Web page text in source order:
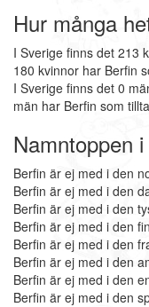
Hur många
I Sverige finns det 213
180 kvinnor har Berfin
I Sverige finns det 0
män har Berfin som
Namntoppen
Berfin är ej med i den
Berfin är ej med i den
Berfin är ej med i den
Berfin är ej med i den
Berfin är ej med i den
Berfin är ej med i den
Berfin är ej med i den
Berfin är ej med i den